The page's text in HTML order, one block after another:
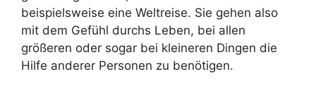
beispielsweise eine Weltreise. Sie gehen also
mit dem Gefühl durchs Leben, bei allen
größeren oder sogar bei kleineren Dingen die
Hilfe anderer Personen zu benötigen.